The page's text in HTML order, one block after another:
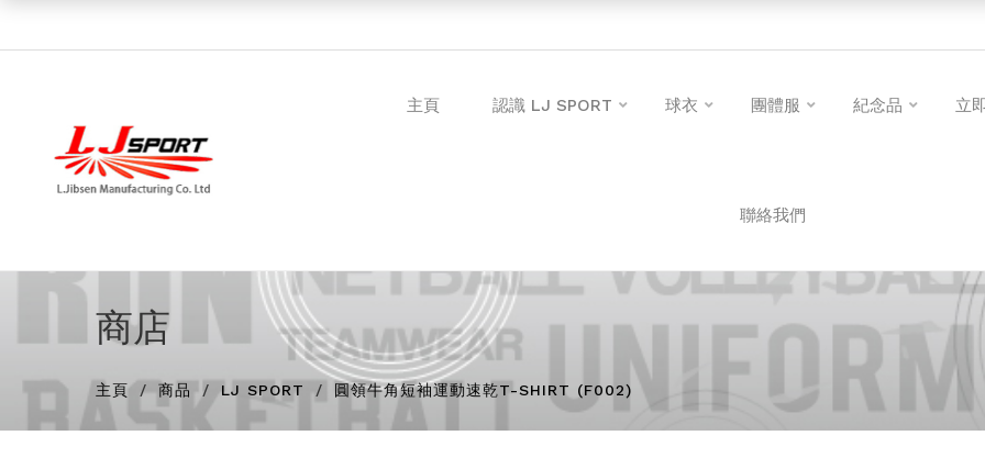
主頁 認識 LJ SPORT 球衣 團體服 紀念品 立
聯絡我們
商店
主頁 商品 LJ SPORT 圓領牛角短袖運動速乾T-SHIRT (F002)